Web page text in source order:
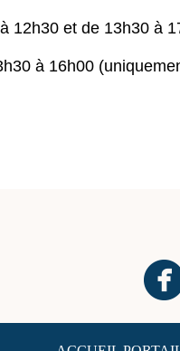
12h30 et de 13h30 à
à 16h00